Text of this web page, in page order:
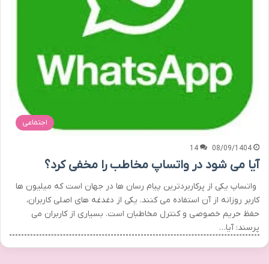
اجتماعی
08/09/1404
14
آیا می شود در واتساپ مخاطب را مخفی کرد؟
واتساپ یکی از پرکاربردترین پیام رسان ها در جهان است که میلیون ها
کاربر روزانه از آن استفاده می کنند. یکی از دغدغه های اصلی کاربران،
حفظ حریم خصوصی و کنترل مخاطبان است. بسیاری از کاربران می
پرسند: آیا…